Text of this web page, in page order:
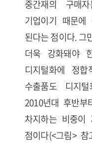
중간재의 구매
기업이기 때문
된다는 점이다. 그
더욱 강화돼야
디지털화에 정
수출품도 디지
2010년대 후반부
차지하는 비중이
점이다(<그림>